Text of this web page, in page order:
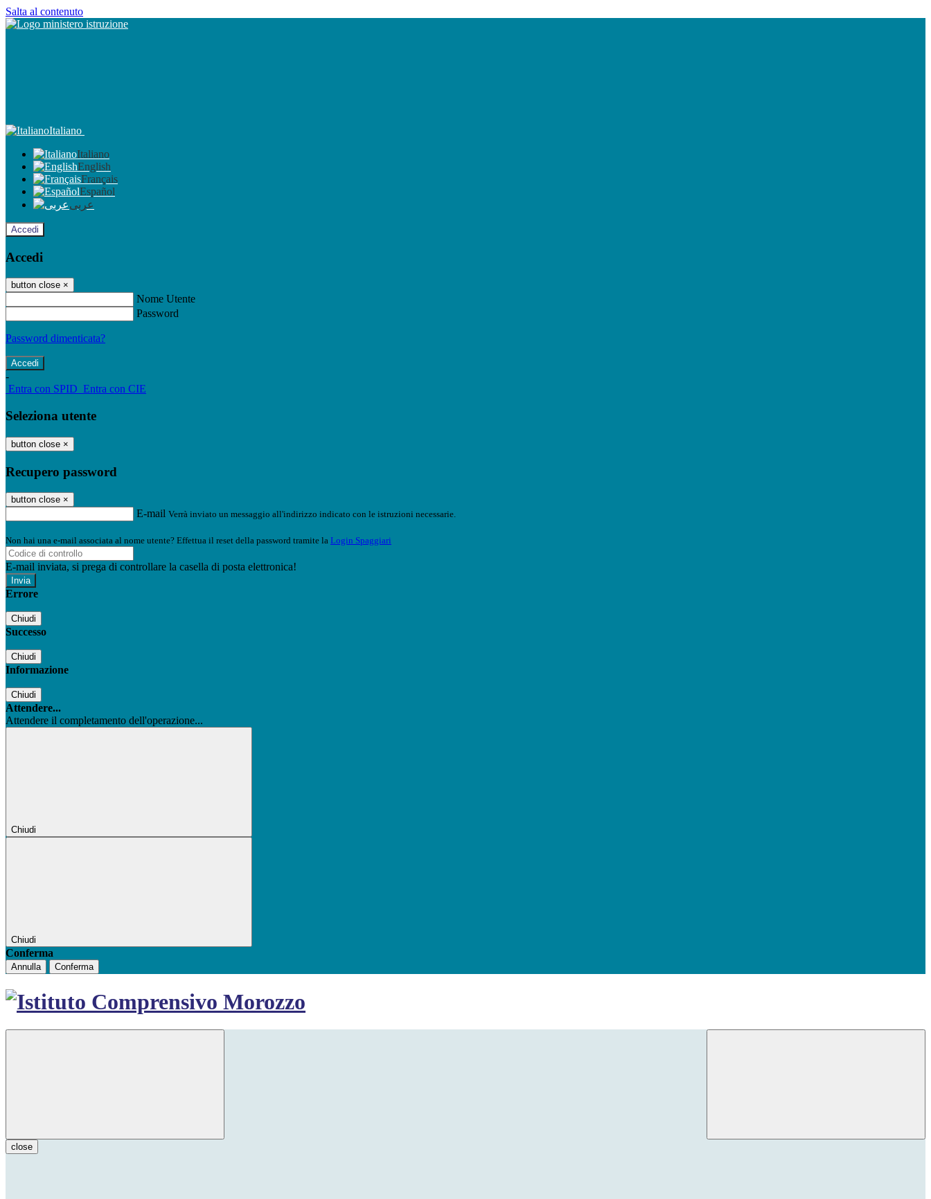
Salta al contenuto
Italiano
Italiano
English
Français
Español
عربى
Accedi
Accedi
button close ×
Nome Utente
Password
Password dimenticata?
-
Entra con SPID Entra con CIE
Seleziona utente
button close ×
Recupero password
button close ×
E-mail Verrà inviato un messaggio all'indirizzo indicato con le istruzioni necessarie.
Non hai una e-mail associata al nome utente? Effettua il reset della password tramite la Login Spaggiari
E-mail inviata, si prega di controllare la casella di posta elettronica!
Errore
Chiudi
Successo
Chiudi
Informazione
Chiudi
Attendere...
Attendere il completamento dell'operazione...
Chiudi
Chiudi
Conferma
Annulla Conferma
close